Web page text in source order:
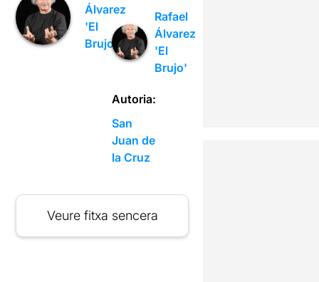
Álvarez
'El
Brujo'
Rafael
Álvarez
'El
Brujo'
Autoria:
San
Juan de
la Cruz
Veure fitxa sencera